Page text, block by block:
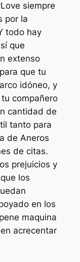
siempre
por la
todo hay
que
extenso
que tu
idóneo, y
compañero
cantidad de
tanto para
de Aneros
de citas.
prejuicios y
los
en los
maquina
acrecentar